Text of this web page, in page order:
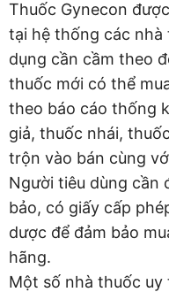
Thuốc Gynecon
tại hệ thống các nhà
dụng cần cầm theo
thuốc mới có thể
theo báo cáo thống
giả, thuốc nhái,
trộn vào bán cùng
Người tiêu dùng cần
bảo, có giấy cấp
dược để đảm bảo
hãng.
Một số nhà thuốc